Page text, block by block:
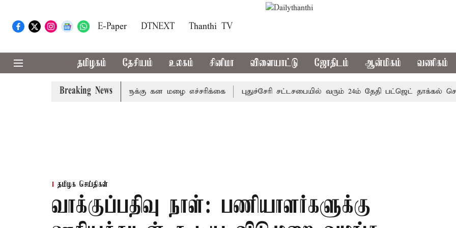
E-Paper DTNEXT Thanthi TV
தமிழகம் தேசியம் உலகம் சினிமா விளையாட்டு ஜோதிடம் ஆன்மிகம் வணிகம்
Breaking News
ஆகிய மாவட்டங்களுக்கு கன மழை எச்சரிக்கை புதுச்சேரி சட்டசபையில் வரும் 24ம் தேதி பட்ஜெட் தாக்கல்
தமிழக செய்திகள்
வாக்குப்பதிவு நாள்: பணியாளர்களுக்கு